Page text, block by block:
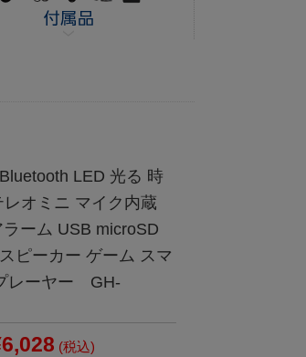
LED 光る 時
オミニ マイク内蔵
ーム USB microSD
ピーカー ゲーム スマ
ーヤー GH-
(税込)